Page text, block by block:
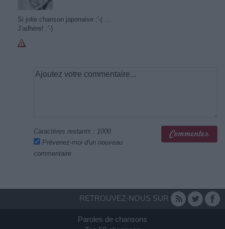
Si jolie chanson japonaise :'-( ...
J'adhère! :'-)
Caractères restants : 1000
Prévenez-moi d'un nouveau
commentaire
RETROUVEZ-NOUS SUR
Paroles de chansons